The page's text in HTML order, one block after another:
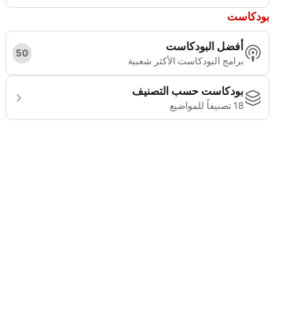
بودكاست
أفضل البودكاست
برامج البودكاست الأكثر شعبية
50
بودكاست حسب التصنيف
18 تصنيفاً للمواضيع